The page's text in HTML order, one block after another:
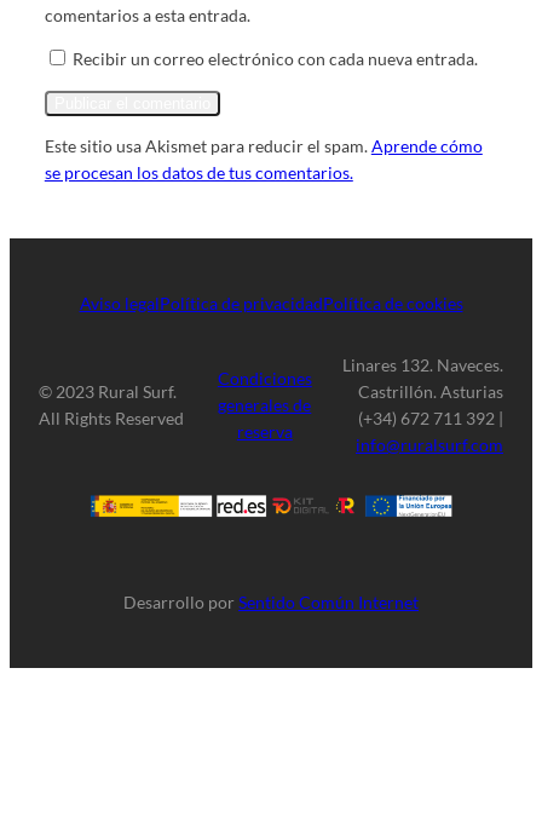
comentarios a esta entrada.
Recibir un correo electrónico con cada nueva entrada.
Este sitio usa Akismet para reducir el spam.Aprende cómo
se procesan los datos de tus comentarios.
Aviso legalPolítica de privacidadPolítica de cookies
© 2023 Rural Surf.
All Rights Reserved
Condiciones
generales de
reserva
Linares 132. Naveces.
Castrillón. Asturias
(+34) 672 711 392 |
info@ruralsurf.com
Desarrollo por Sentido Común Internet